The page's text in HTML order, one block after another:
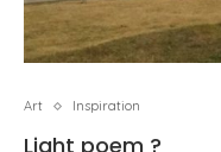
Art Inspiration
Light poem ?